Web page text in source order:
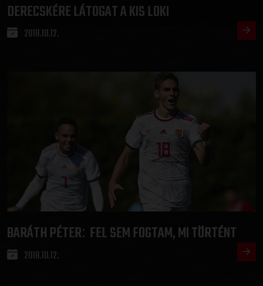
DERECSKÉRE LÁTOGAT A KIS LOKI
2018.10.12.
BARÁTH PÉTER: FEL SEM FOGTAM, MI TÖRTÉNT
2018.10.12.